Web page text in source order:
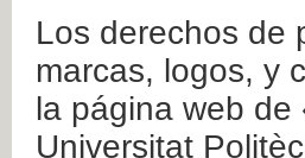
Los derechos de
marcas, logos, y
la página web
Universitat